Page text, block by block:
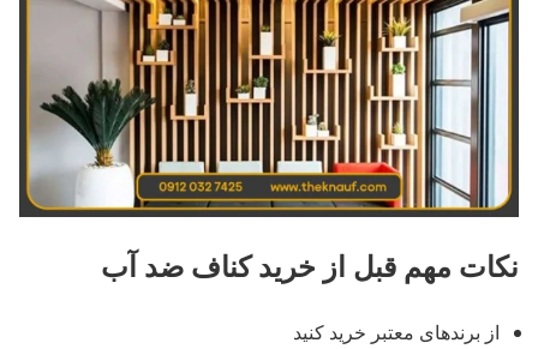
نکات مهم قبل از خرید کناف ضد آب
از برندهای معتبر خرید کنید